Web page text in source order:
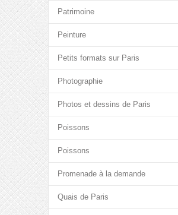
Patrimoine
Peinture
Petits formats sur Paris
Photographie
Photos et dessins de Paris
Poissons
Poissons
Promenade à la demande
Quais de Paris